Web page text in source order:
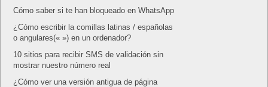
Cómo saber si te han bloqueado en WhatsApp
¿Cómo escribir la comillas latinas / españolas
o angulares(« ») en un ordenador?
10 sitios para recibir SMS de validación sin
mostrar nuestro número real
¿Cómo ver una versión antigua de página